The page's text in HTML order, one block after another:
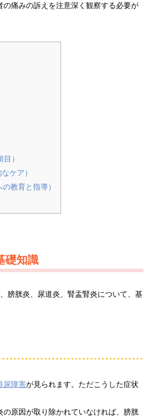
痛みの訴えを注意深く観察する必要が
）
ケア）
教育と指導）
礎知識
膀胱炎、尿道炎、腎盂腎炎について、基
尿障害が見られます。ただこうした症状
原因が取り除かれていなければ、膀胱